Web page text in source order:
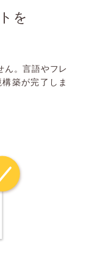
を
ん。言語やフレ
築が完了しま